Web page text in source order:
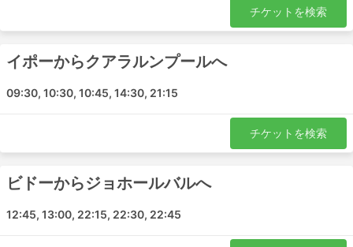
パシル・グダン
クアラルンプール
ジョホールバル
Pizza Hut Restaurant Sitiawan
Bercham
Klinik Kesihatan Bidor Caltex Bidor
Star Coach Express 人気の目的地
チケットを検索
イポーからクアラルンプールへ
09:30, 10:30, 10:45, 14:30, 21:15
チケットを検索
ビドーからジョホールバルへ
12:45, 13:00, 22:15, 22:30, 22:45